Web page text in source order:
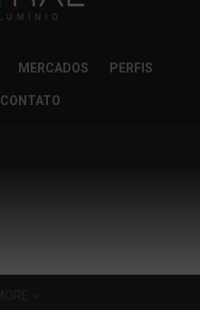
MERCADOS PERFIS
CONTATO